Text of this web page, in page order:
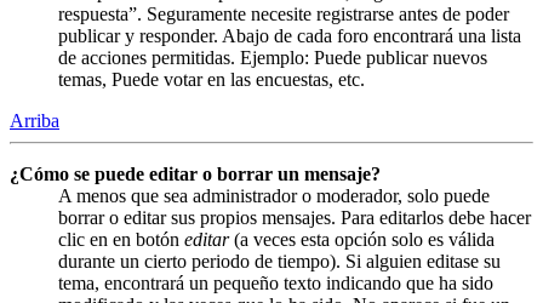
respuesta”. Seguramente necesite registrarse antes de poder
publicar y responder. Abajo de cada foro encontrará una lista
de acciones permitidas. Ejemplo: Puede publicar nuevos
temas, Puede votar en las encuestas, etc.
Arriba
¿Cómo se puede editar o borrar un mensaje?
A menos que sea administrador o moderador, solo puede
borrar o editar sus propios mensajes. Para editarlos debe hacer
clic en en botón editar(a veces esta opción solo es válida
durante un cierto periodo de tiempo). Si alguien editase su
tema, encontrará un pequeño texto indicando que ha sido